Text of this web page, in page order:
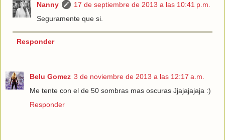
Nanny
17 de septiembre de 2013 a las 10:41 p.m.
Seguramente que si.
Responder
Belu Gomez 3 de noviembre de 2013 a las 12:17 a.m.
Me tente con el de 50 sombras mas oscuras Jjajajajaja :)
Responder